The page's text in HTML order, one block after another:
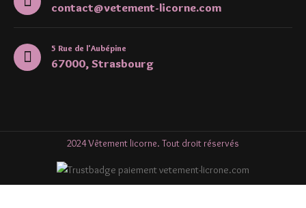
contact@vetement-licorne.com
5 Rue de l'Aubépine
67000, Strasbourg
2024 Vêtement licorne. Tout droit réservés